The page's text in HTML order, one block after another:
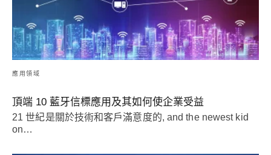
應用領域
頂端 10 藍牙信標應用及其如何使企業受益
21 世紀是關於技術和客戶滿意度的, and the newest kid
on…